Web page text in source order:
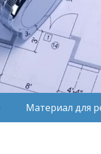
Материал для